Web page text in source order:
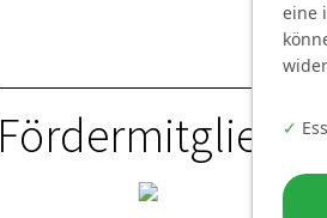
Fördermitglieder
eine
✓